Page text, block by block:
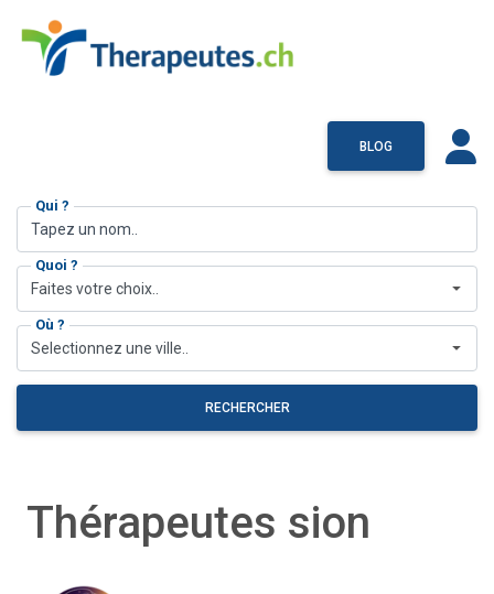
BLOG
Qui ?
Quoi ?
Faites votre choix..
Où ?
Selectionnez une ville..
RECHERCHER
Thérapeutes sion